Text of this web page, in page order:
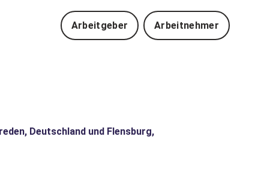
Arbeitgeber Arbeitnehmer
Deutschland und Flensburg,